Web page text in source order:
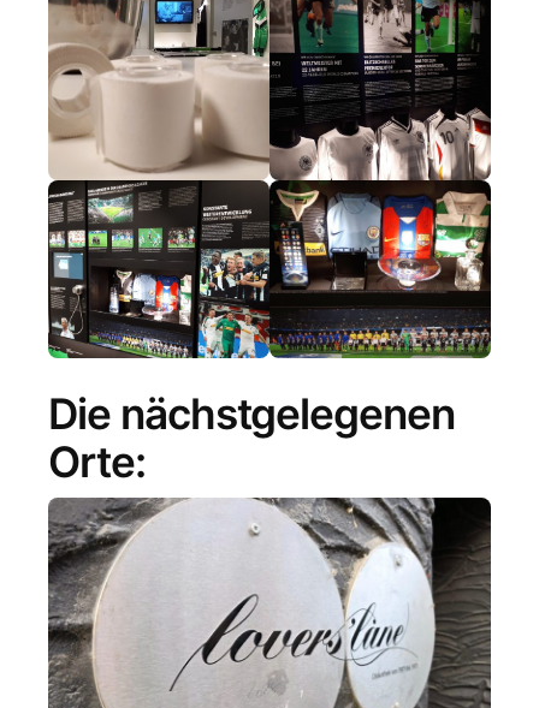
Die nächstgelegenen
Orte: